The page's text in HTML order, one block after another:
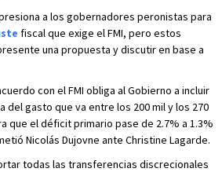
a los gobernadores peronistas para
fiscal que exige el FMI, pero estos
una propuesta y discutir en base a
con el FMI obliga al Gobierno a incluir
del gasto que va entre los 200 mil y los 270
que el déficit primario pase de 2.7% a 1.3%
Nicolás Dujovne ante Christine Lagarde.
todas las transferencias discrecionales